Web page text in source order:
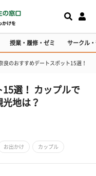
授業・履修・ゼミ サークル
良のおすすめデートスポット15選！ カ
選！ カップルで
地は？
お出かけ カップル